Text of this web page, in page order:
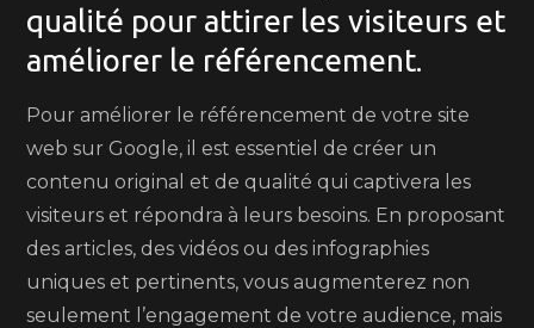
qualité pour attirer les visiteurs et
améliorer le référencement.
Pour améliorer le référencement de votre site
web sur Google, il est essentiel de créer un
contenu original et de qualité qui captivera les
visiteurs et répondra à leurs besoins. En proposant
des articles, des vidéos ou des infographies
uniques et pertinents, vous augmenterez non
seulement l’engagement de votre audience, mais